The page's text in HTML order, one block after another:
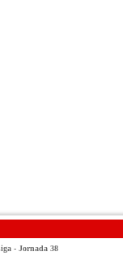
- Jornada 38